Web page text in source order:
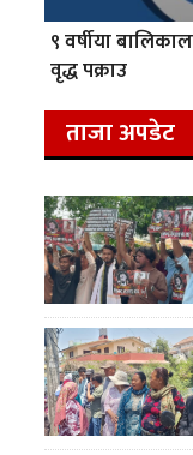
९ वर्षीया
वृद्ध पक्राउ
ताजा अपडेट